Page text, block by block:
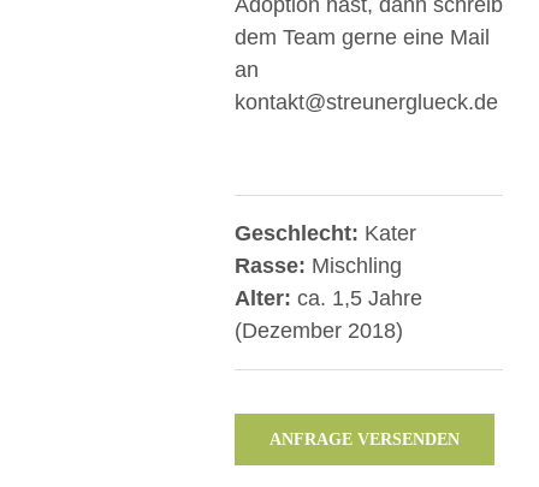
Adoption hast, dann schreib
dem Team gerne eine Mail
an
kontakt@streunerglueck.de
Geschlecht: Kater
Rasse: Mischling
Alter: ca. 1,5 Jahre
(Dezember 2018)
ANFRAGE VERSENDEN